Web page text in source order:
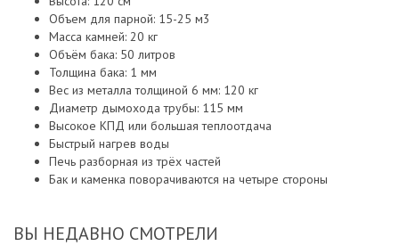
Объем для парной: 15-25 м3
Масса камней: 20 кг
Объём бака: 50 литров
Толщина бака: 1 мм
Вес из металла толщиной 6 мм: 120 кг
Диаметр дымохода трубы: 115 мм
Высокое КПД или большая теплоотдача
Быстрый нагрев воды
Печь разборная из трёх частей
Бак и каменка поворачиваются на четыре стороны
ВЫ НЕДАВНО СМОТРЕЛИ